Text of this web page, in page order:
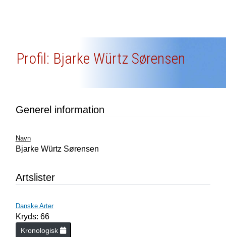
Profil: Bjarke Würtz Sørensen
Generel information
Navn
Bjarke Würtz Sørensen
Artslister
Danske Arter
Kryds: 66
Kronologisk